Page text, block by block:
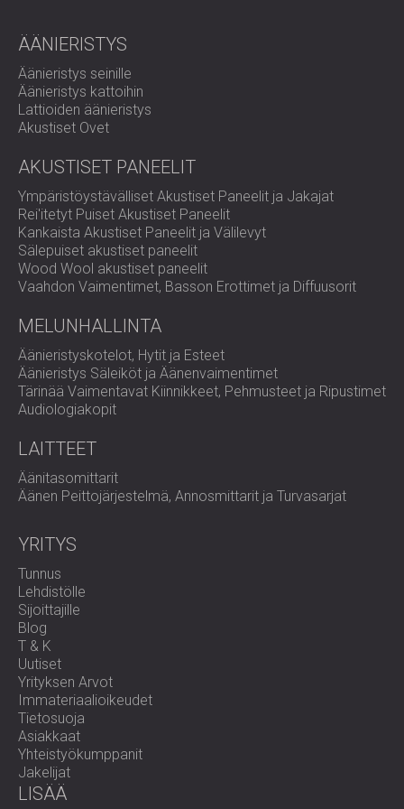
OPETUSTILOJEN ÄÄNIERISTYS JA
TERVEYDENHUOLLON ÄÄNIERISTYS JA
AKUSTIIKKA
ÄÄNIERISTYS- JA AKUSTISET RATKAISUT
ÄÄNIERISTYS JA AKUSTISET RATKAISUT
KONESALEIHIN
POLAND (PL)
USA (US)
SOUTH AFRICA (ZA)
ÄÄNIERISTYS
Äänieristys seinille
Äänieristys kattoihin
Lattioiden äänieristys
Akustiset Ovet
AKUSTISET PANEELIT
Ympäristöystävälliset Akustiset Paneelit ja Jakajat
Rei'itetyt Puiset Akustiset Paneelit
Kankaista Akustiset Paneelit ja Välilevyt
Sälepuiset akustiset paneelit
Wood Wool akustiset paneelit
Vaahdon Vaimentimet, Basson Erottimet ja Diffuusorit
MELUNHALLINTA
Äänieristyskotelot, Hytit ja Esteet
Äänieristys Säleiköt ja Äänenvaimentimet
Tärinää Vaimentavat Kiinnikkeet, Pehmusteet ja Ripustimet
Audiologiakopit
LAITTEET
Äänitasomittarit
Äänen Peittojärjestelmä, Annosmittarit ja Turvasarjat
YRITYS
Tunnus
Lehdistölle
Sijoittajille
Blog
T & K
Uutiset
Yrityksen Arvot
Immateriaalioikeudet
Tietosuoja
Asiakkaat
Yhteistyökumppanit
Jakelijat
LISÄÄ